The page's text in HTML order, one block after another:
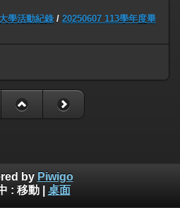
學活動紀錄 / 20250607 113學年度畢
by Piwigo
: 移動| 桌面